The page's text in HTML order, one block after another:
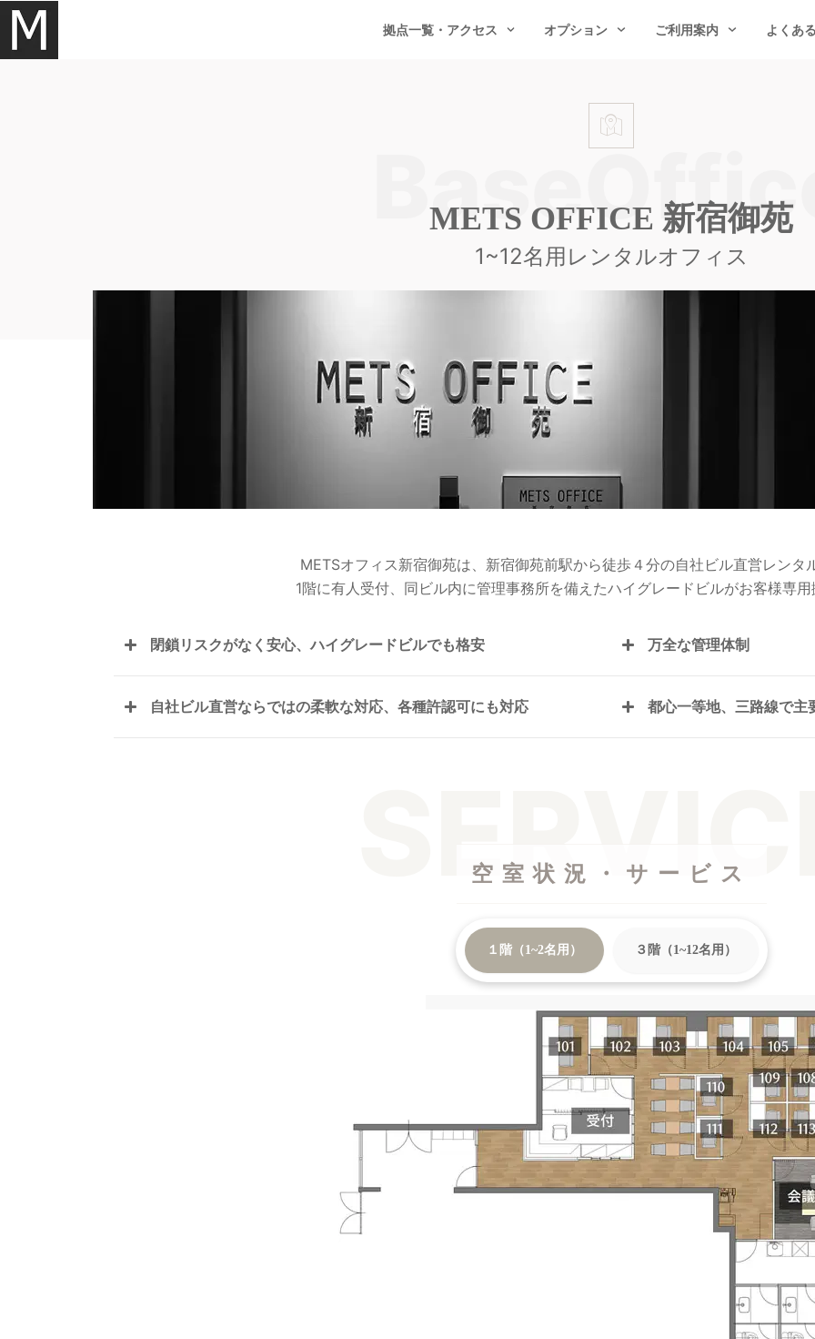
内
を
拠点一覧・アクセス オプション ご利用案内 よくあ
METS OFFICE 新宿御苑
1~12名用レンタルオフィス
METSオフィス新宿御苑は、新宿御苑前駅から徒歩４分の自社ビル直営レンタ
1階に有人受付、同ビル内に管理事務所を備えたハイグレードビルがお客様専用
閉鎖リスクがなく安心、ハイグレードビルでも格安
自社ビル直営ならではの柔軟な対応、各種許認可にも対応
万全な管理体制
都心一等地、三路線で主
空室状況・サービス
１階（1~2名用） ３階（1~12名用）